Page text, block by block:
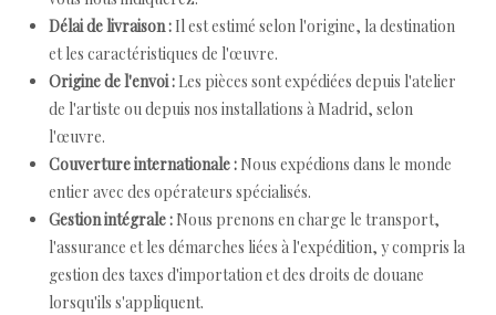
Délai de livraison : Il est estimé selon l'origine, la destination
et les caractéristiques de l'œuvre.
Origine de l'envoi : Les pièces sont expédiées depuis l'atelier
de l'artiste ou depuis nos installations à Madrid, selon
l'œuvre.
Couverture internationale : Nous expédions dans le monde
entier avec des opérateurs spécialisés.
Gestion intégrale : Nous prenons en charge le transport,
l'assurance et les démarches liées à l'expédition, y compris la
gestion des taxes d'importation et des droits de douane
lorsqu'ils s'appliquent.